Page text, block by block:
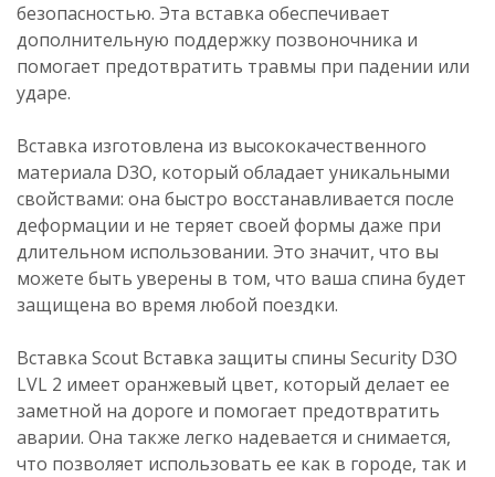
безопасностью. Эта вставка обеспечивает
дополнительную поддержку позвоночника и
помогает предотвратить травмы при падении или
ударе.
Вставка изготовлена из высококачественного
материала D3O, который обладает уникальными
свойствами: она быстро восстанавливается после
деформации и не теряет своей формы даже при
длительном использовании. Это значит, что вы
можете быть уверены в том, что ваша спина будет
защищена во время любой поездки.
Вставка Scout Вставка защиты спины Security D3O
LVL 2 имеет оранжевый цвет, который делает ее
заметной на дороге и помогает предотвратить
аварии. Она также легко надевается и снимается,
что позволяет использовать ее как в городе, так и